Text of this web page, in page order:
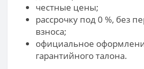
честные цены;
рассрочку под 0 %, без
взноса;
официальное
гарантийного талона.